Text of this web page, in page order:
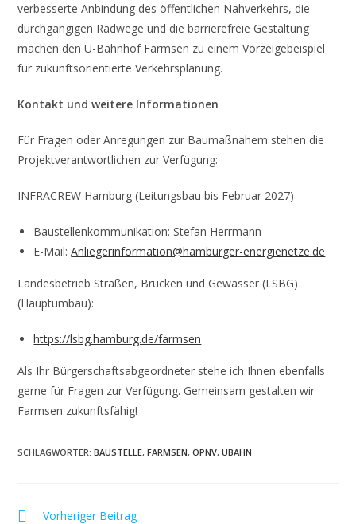
verbesserte Anbindung des öffentlichen Nahverkehrs, die
durchgängigen Radwege und die barrierefreie Gestaltung
machen den U-Bahnhof Farmsen zu einem Vorzeigebeispiel
für zukunftsorientierte Verkehrsplanung.
Kontakt und weitere Informationen
Für Fragen oder Anregungen zur Baumaßnahem stehen die
Projektverantwortlichen zur Verfügung:
INFRACREW Hamburg (Leitungsbau bis Februar 2027)
Baustellenkommunikation: Stefan Herrmann
E-Mail:Anliegerinformation@hamburger-energienetze.de
Landesbetrieb Straßen, Brücken und Gewässer (LSBG)
(Hauptumbau):
https://lsbg.hamburg.de/farmsen
Als Ihr Bürgerschaftsabgeordneter stehe ich Ihnen ebenfalls
gerne für Fragen zur Verfügung. Gemeinsam gestalten wir
Farmsen zukunftsfähig!
SCHLAGWÖRTER:BAUSTELLE, FARMSEN, ÖPNV, UBAHN
WeitereVorheriger Beitrag